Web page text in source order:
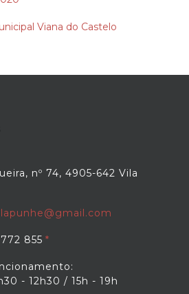
nº 74, 4905-642 Vila
855
- 12h30 / 15h - 19h